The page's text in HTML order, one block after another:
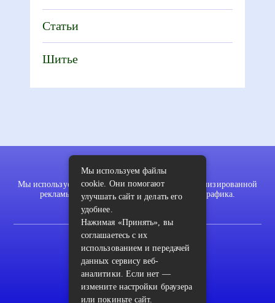
Статьи
Шитье
Мы используем файлы cookie для показа персонализированной
рекламы и/или контента и анализа нашего трафика.
2022 © pykodelki.ru
Карта сайта
Контакты
Пользовательское соглашение
Мы используем файлы
cookie. Они помогают
улучшать сайт и делать его
удобнее.
Нажимая «Принять», вы
соглашаетесь с их
использованием и передачей
данных сервису веб-
аналитики. Если нет —
измените настройки браузера
или покиньте сайт.